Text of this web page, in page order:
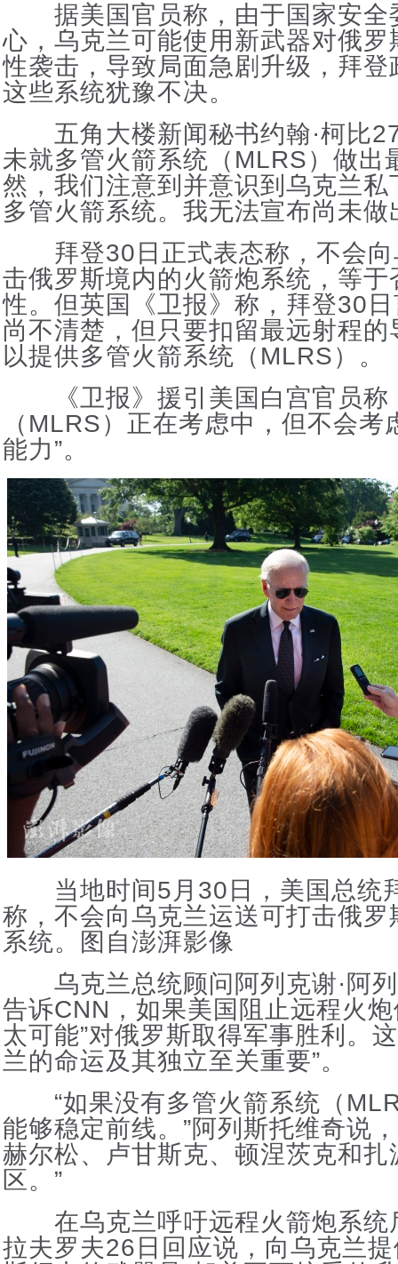
据美国官员称，由于国家安全
心，乌克兰可能使用新武器对俄
性袭击，导致局面急剧升级，拜
这些系统犹豫不决。
五角大楼新闻秘书约翰·柯比
未就多管火箭系统（MLRS）做出
然，我们注意到并意识到乌克兰
多管火箭系统。我无法宣布尚未做
拜登30日正式表态称，不会向
击俄罗斯境内的火箭炮系统，等
性。但英国《卫报》称，拜登30
尚不清楚，但只要扣留最远射程
以提供多管火箭系统（MLRS）。
《卫报》援引美国白宫官员称
（MLRS）正在考虑中，但不会考
能力”。
当地时间5月30日，美国总统
称，不会向乌克兰运送可打击俄
系统。图自澎湃影像
乌克兰总统顾问阿列克谢·阿列
告诉CNN，如果美国阻止远程火
太可能”对俄罗斯取得军事胜利。
兰的命运及其独立至关重要”。
“如果没有多管火箭系统（
能够稳定前线。”阿列斯托维奇说
赫尔松、卢甘斯克、顿涅茨克和
区。”
在乌克兰呼吁远程火箭炮系统
拉夫罗夫26日回应说，向乌克兰